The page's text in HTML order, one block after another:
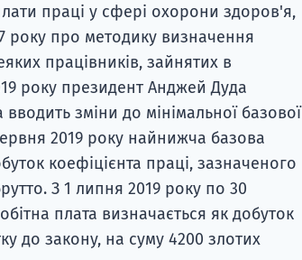
праці у сфері охорони здоров'я,
року про методику визначення
працівників, зайнятих в
року президент Анджей Дуда
зміни до мінімальної базової
2019 року найнижча базова
коефіцієнта праці, зазначеного
З 1 липня 2019 року по 30
плата визначається як добуток
до закону, на суму 4200 злотих